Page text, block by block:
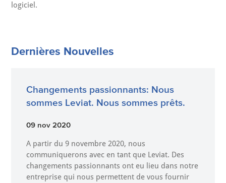
logiciel.
Dernières Nouvelles
Changements passionnants: Nous
sommes Leviat. Nous sommes prêts.
09 nov 2020
A partir du 9 novembre 2020, nous
communiquerons avec en tant que Leviat. Des
changements passionnants ont eu lieu dans notre
entreprise qui nous permettent de vous fournir